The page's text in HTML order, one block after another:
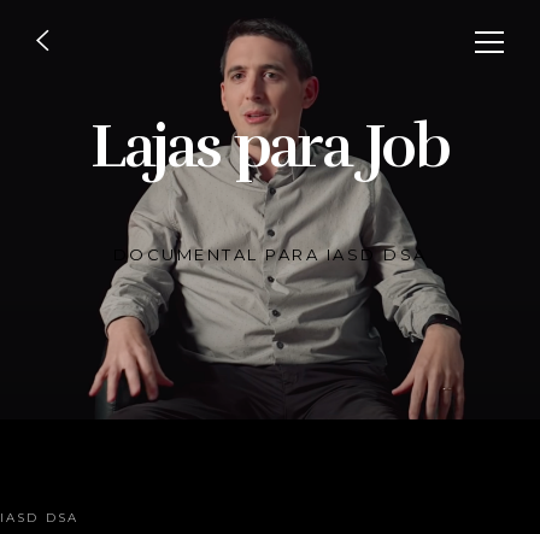
Lajas para Job
DOCUMENTAL PARA IASD DSA
IASD DSA